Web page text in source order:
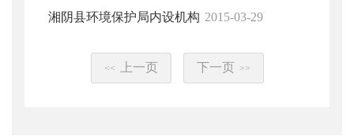
湘阴县环境保护局内设机构 2015-03-29
<< 上一页 下一页 >>